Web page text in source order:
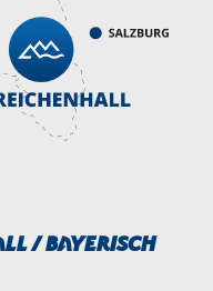
/ Bayerisch